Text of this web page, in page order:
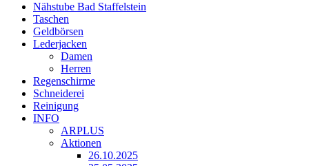
Nähstube Bad Staffelstein
Taschen
Geldbörsen
Lederjacken
Damen
Herren
Regenschirme
Schneiderei
Reinigung
INFO
ARPLUS
Aktionen
26.10.2025